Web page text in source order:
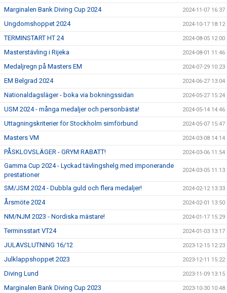
Marginalen Bank Diving Cup 2024 2024-11-07 16:37
Ungdomshoppet 2024 2024-10-17 18:12
TERMINSTART HT 24 2024-08-05 12:00
Masterstävling i Rijeka 2024-08-01 11:46
Medaljregn på Masters EM 2024-07-29 10:23
EM Belgrad 2024 2024-06-27 13:04
Nationaldagsläger - boka via bokningssidan 2024-05-27 15:24
USM 2024 - många medaljer och personbästa! 2024-05-14 14:46
Uttagningskriterier för Stockholm simförbund 2024-05-07 15:47
Masters VM 2024-03-08 14:14
PÅSKLOVSLÄGER - GRYM RABATT! 2024-03-06 11:54
Gamma Cup 2024 - Lyckad tävlingshelg med imponerande
prestationer
2024-03-05 11:13
SM/JSM 2024 - Dubbla guld och flera medaljer! 2024-02-12 13:33
Årsmöte 2024 2024-02-01 13:50
NM/NJM 2023 - Nordiska mästare! 2024-01-17 15:29
Terminsstart VT24 2024-01-03 13:17
JULAVSLUTNING 16/12 2023-12-15 12:23
Julklappshoppet 2023 2023-12-11 15:22
Diving Lund 2023-11-09 13:15
Marginalen Bank Diving Cup 2023 2023-10-30 10:48